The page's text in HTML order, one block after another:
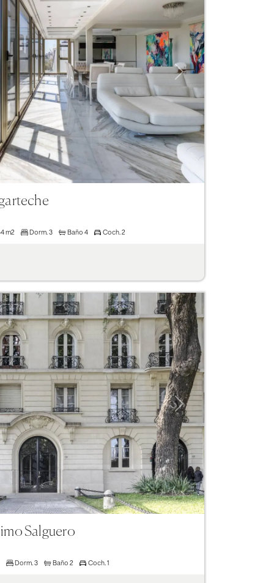
Next
m2 Dorm. 3 Baño 4 Coch. 2
Next
Salguero
Dorm. 3 Baño 2 Coch. 1